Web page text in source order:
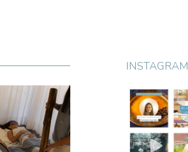
INSTAGRAM